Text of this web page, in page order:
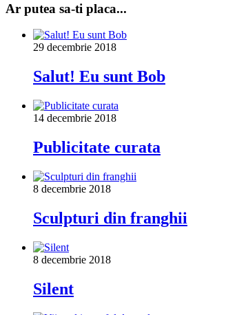
Ar putea sa-ti placa...
29 decembrie 2018
Salut! Eu sunt Bob
14 decembrie 2018
Publicitate curata
8 decembrie 2018
Sculpturi din franghii
8 decembrie 2018
Silent